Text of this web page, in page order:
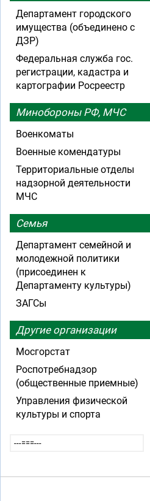
Департамент городского
имущества (объединено с
ДЗР)
Федеральная служба гос.
регистрации, кадастра и
картографии Росреестр
Минобороны РФ, МЧС
Военкоматы
Военные комендатуры
Территориальные отделы
надзорной деятельности
МЧС
Семья
Департамент семейной и
молодежной политики
(присоединен к
Департаменту культуры)
ЗАГСы
Другие организации
Мосгорстат
Роспотребнадзор
(общественные приемные)
Управления физической
культуры и спорта
---===---